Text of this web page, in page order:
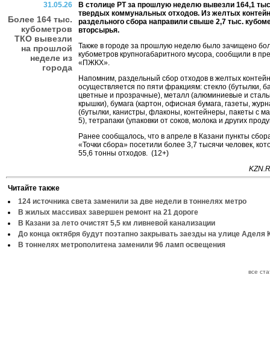
31.05.26
Более 164 тыс.
кубометров
ТКО вывезли
на прошлой
неделе из
города
В столице РТ за прошлую неделю вывезли 164,1
твердых коммунальных отходов. Из желтых
раздельного сбора направили свыше 2,7 тыс.
вторсырья.
Также в городе за прошлую неделю было зачищено
кубометров крупногабаритного мусора, сообщили в
«ПЖКХ».
Напомним, раздельный сбор отходов в желтых
осуществляется по пяти фракциям: стекло (бутылки,
цветные и прозрачные), металл (алюминиевые и
крышки), бумага (картон, офисная бумага, газеты,
(бутылки, канистры, флаконы, контейнеры, пакеты с
5), тетрапаки (упаковки от соков, молока и других
Ранее сообщалось, что в апреле в Казани пункты
«Точки сбора» посетили более 3,7 тысячи человек,
55,6 тонны отходов. (12+)
Читайте также
124 источника света заменили за две недели в тоннелях метро
В жилых массивах завершен ремонт на 21 дороге
В Казани за лето очистят 5,5 км ливневой канализации
До конца октября будут поэтапно закрывать заезды на улице Аделя
В тоннелях метрополитена заменили 96 ламп освещения
все